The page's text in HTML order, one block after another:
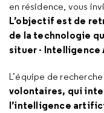
en résidence, vous
L’objectif est de
de la technologie
situer -
L’équipe de
volontaires, qui
l’intelligence